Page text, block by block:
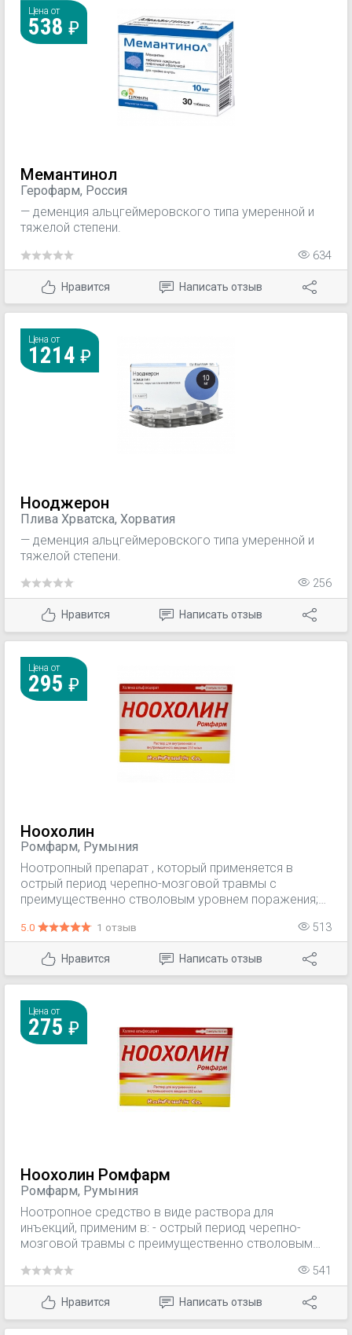
Цена от
538
Мемантинол
Герофарм, Россия
— деменция альцгеймеровского типа умеренной и
тяжелой степени.
634
Нравится Написать отзыв
Цена от
1214
Нооджерон
Плива Хрватска, Хорватия
— деменция альцгеймеровского типа умеренной и
тяжелой степени.
256
Нравится Написать отзыв
Цена от
295
Ноохолин
Ромфарм, Румыния
Ноотропный препарат , который применяется в
острый период черепно-мозговой травмы с
преимущественно стволовым уровнем поражения;
дегенеративных и инволюционных изменений мозга;
последствия цереброваскулярной недостаточности
(нарушения мыслительной функции);
мультиинфарктная деменция.
5.0 1 отзыв 513
Нравится Написать отзыв
Цена от
275
Ноохолин Ромфарм
Ромфарм, Румыния
Ноотропное средство в виде раствора для
инъекций, применим в: - острый период черепно-
мозговой травмы с преимущественно стволовым
на фоне дегенеративных и инволюционных
изменений мозга; - последствия
цереброваскулярной недостаточности (нарушения
мыслительной функции); - мультиинфарктная
541
Нравится Написать отзыв